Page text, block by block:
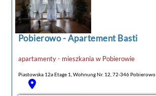
telewizorem z płaskim ekranem, kuchnię ze
standardowym wyposażeniem, takim jak
lodówka i zmywarka, a także łazienkę (1) z
prysznicem. Goście mogą podziwiać ...
Pobierowo-Apartement Basti
apartamenty - mieszkania w Pobierowie
Piastowska 12a Etage 1, Wohnung Nr. 12, 72-346 Pobierowo